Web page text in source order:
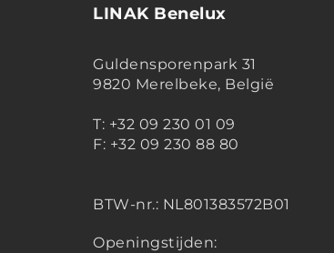
LINAK Benelux
Guldensporenpark 31
9820 Merelbeke, België
T: +32 09 230 01 09
F: +32 09 230 88 80
BTW-nr.: NL801383572B01
Openingstijden: